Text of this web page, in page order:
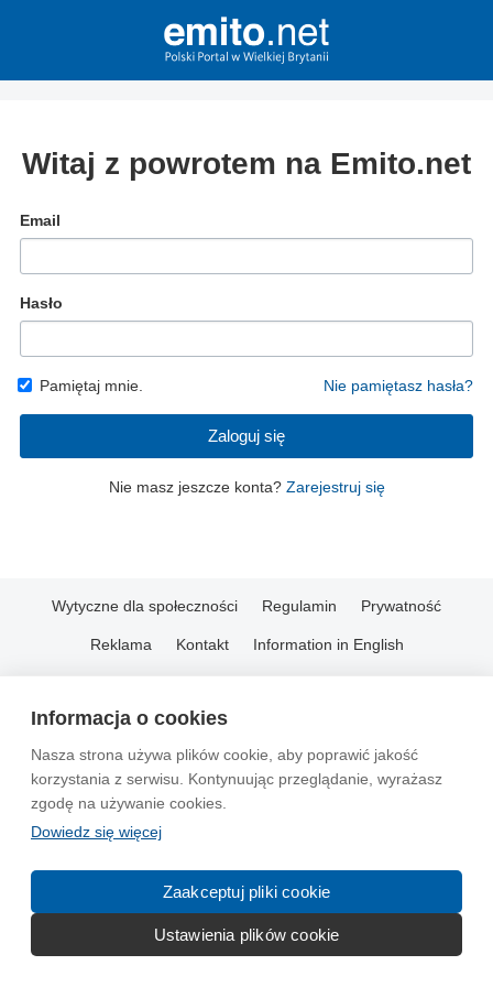
Informacja o cookies
Nasza strona używa plików cookie, aby poprawić jakość
korzystania z serwisu. Kontynuując przeglądanie, wyrażasz
zgodę na używanie cookies.
Dowiedz się więcej
Zaakceptuj pliki cookie
Ustawienia plików cookie
Witaj z powrotem na Emito.net
Email
Hasło
Pamiętaj mnie. Nie pamiętasz hasła?
Zaloguj się
Nie masz jeszcze konta? Zarejestruj się
Wytyczne dla społeczności Regulamin Prywatność
Reklama Kontakt Information in English